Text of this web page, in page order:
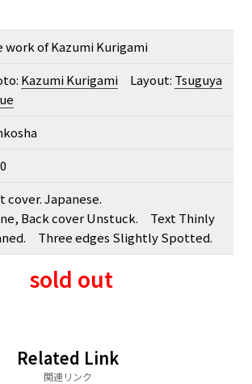
work of Kazumi Kurigami
Kazumi Kurigami Layout: Tsuguya
cover. Japanese.
Back cover Unstuck. Text Thinly
Three edges Slightly Spotted.
sold out
Related Link
関連リンク